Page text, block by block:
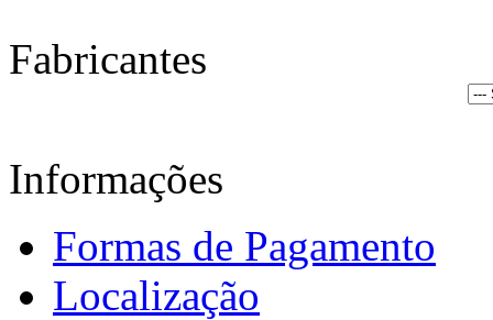
Fabricantes
Informações
Formas de Pagamento
Localização